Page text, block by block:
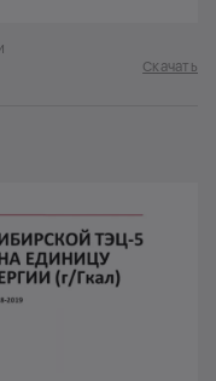
Скачать